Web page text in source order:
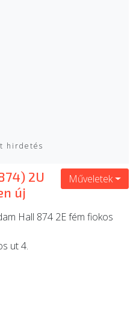
hirdetés
2U
új
Műveletek
Hall 874 2E fém fiokos
ut 4.